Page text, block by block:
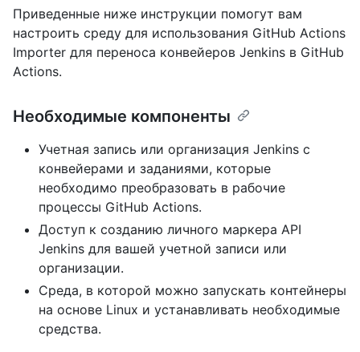
Приведенные ниже инструкции помогут вам
настроить среду для использования GitHub Actions
Importer для переноса конвейеров Jenkins в GitHub
Actions.
Необходимые компоненты
Учетная запись или организация Jenkins с
конвейерами и заданиями, которые
необходимо преобразовать в рабочие
процессы GitHub Actions.
Доступ к созданию личного маркера API
Jenkins для вашей учетной записи или
организации.
Среда, в которой можно запускать контейнеры
на основе Linux и устанавливать необходимые
средства.